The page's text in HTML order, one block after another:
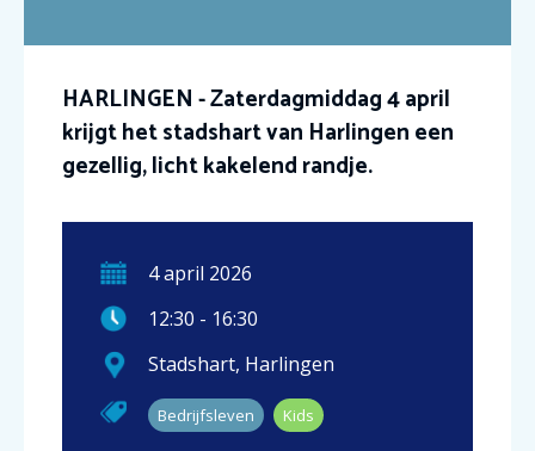
HARLINGEN - Zaterdagmiddag 4 april
krijgt het stadshart van Harlingen een
gezellig, licht kakelend randje.
4april 2026
12:30 - 16:30
Stadshart, Harlingen
Bedrijfsleven Kids